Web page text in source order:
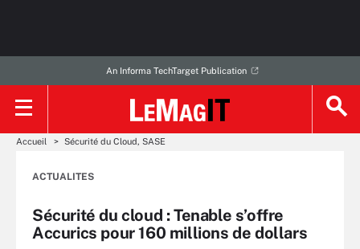
An Informa TechTarget Publication
Accueil Sécurité du Cloud, SASE
ACTUALITES
Sécurité du cloud : Tenable s’offre
Accurics pour 160 millions de dollars